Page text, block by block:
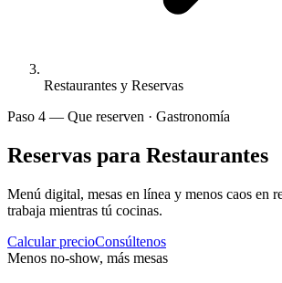
Restaurantes y Reservas
Paso 4 — Que reserven · Gastronomía
Reservas para Restaurantes
Menú digital, mesas en línea y menos caos en
trabaja mientras tú cocinas.
Calcular precioConsúltenos
Menos no-show, más mesas